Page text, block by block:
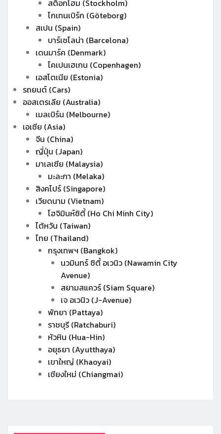
สต็อกโฮม (Stockholm)
โกเทนเบิร์ก (Göteborg)
สเปน (Spain)
บาร์เซโลน่า (Barcelona)
เดนมาร์ค (Denmark)
โคเปนเฮเกน (Copenhagen)
เอสโตเนีย (Estonia)
รถยนต์ (Cars)
ออสเตรเลีย (Australia)
เมลเบิร์น (Melbourne)
เอเซีย (Asia)
จีน (China)
ญี่ปุ่น (Japan)
มาเลเซีย (Malaysia)
มะละกา (Melaka)
สิงคโปร์ (Singapore)
เวียดนาม (Vietnam)
โฮจิมินห์ซิตี้ (Ho Chi Minh City)
ไต้หวัน (Taiwan)
ไทย (Thailand)
กรุงเทพฯ (Bangkok)
นวมินทร์ ซิตี้ อเวนิว (Nawamin City
Avenue)
สยามสแควร์ (Siam Square)
เจ อเวนิว (J-Avenue)
พัทยา (Pattaya)
ราชบุรี (Ratchaburi)
หัวหิน (Hua-Hin)
อยุธยา (Ayutthaya)
เขาใหญ่ (Khaoyai)
เชียงใหม่ (Chiangmai)